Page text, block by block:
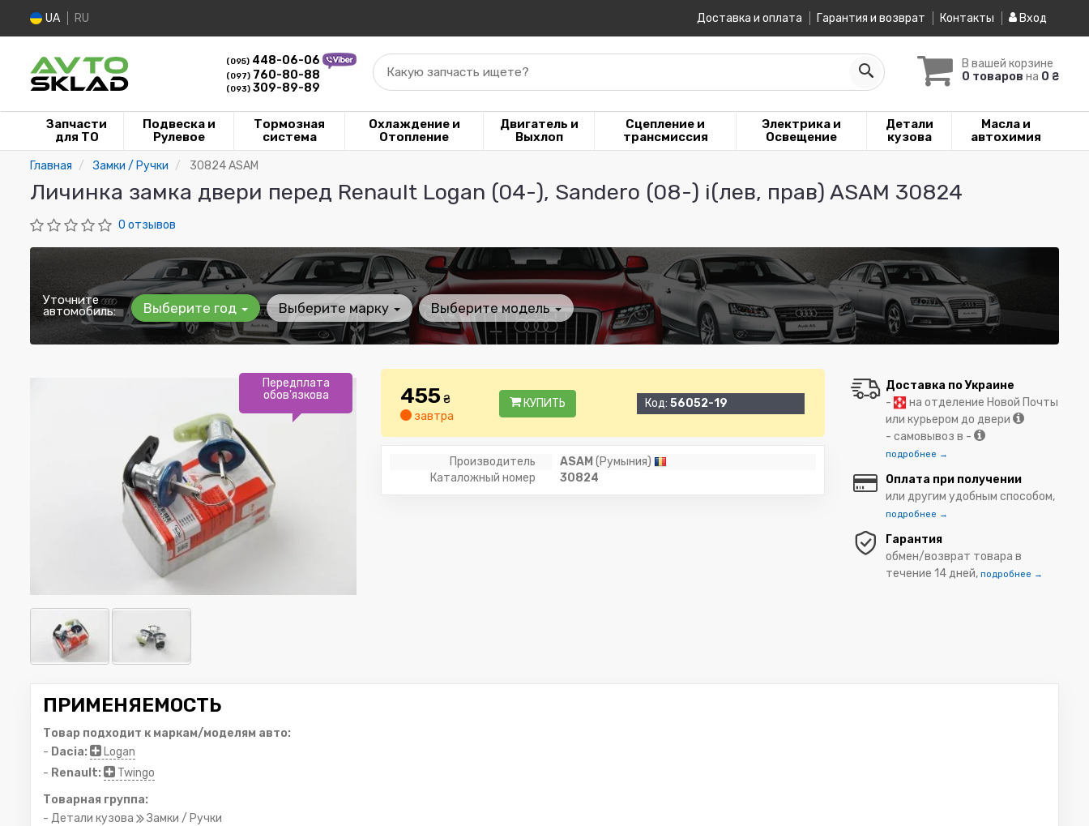
UA RU Доставка и оплата Гарантия и возврат Контакты Вход
(095) 448-06-06
(097) 760-80-88
(093) 309-89-89
В вашей корзине
0 товаров на 0 ₴
Какую запчасть ищете?
Запчасти
для ТО
Подвеска и
Рулевое
Тормозная
система
Охлаждение и
Отопление
Двигатель и
Выхлоп
Сцепление и
трансмиссия
Электрика и
Освещение
Детали
кузова
Масла и
автохимия
Главная Замки / Ручки 30824 ASAM
Личинка замка двери перед Renault Logan (04-), Sandero (08-) i(лев, прав) ASAM 30824
0 отзывов
Уточните
автомобиль: Выберите год Выберите марку Выберите модель
Передплата
обов'язкова
455₴
завтра
КУПИТЬ Код:56052-19
Производитель ASAM (Румыния)
Каталожный номер
30824
Доставка по Украине
-
на отделение Новой Почты
или курьером до двери
- самовывоз в -
подробнее →
Оплата при получении
или другим удобным способом,
подробнее →
Гарантия
обмен/возврат товара в
течение 14 дней,подробнее →
ПРИМЕНЯЕМОСТЬ
Товар подходит к маркам/моделям авто:
- Dacia:
Logan
- Renault:
Twingo
Товарная группа:
- Детали кузова
Замки / Ручки